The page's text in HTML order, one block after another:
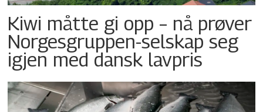
Kiwi måtte gi opp – nå prøver
Norgesgruppen-selskap seg
igjen med dansk lavpris